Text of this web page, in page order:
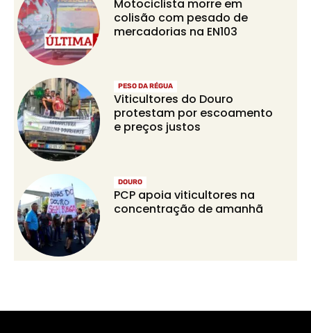
Motociclista morre em
colisão com pesado de
mercadorias na EN103
PESO DA RÉGUA
Viticultores do Douro
protestam por escoamento
e preços justos
DOURO
PCP apoia viticultores na
concentração de amanhã